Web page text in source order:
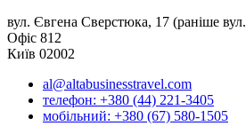
вул. Євгена Сверстюка, 17 (раніше
Офіс 812
Київ 02002
al@altabusinesstravel.com
телефон: +380 (44) 221-3405
мобільний: +380 (67) 580-1505